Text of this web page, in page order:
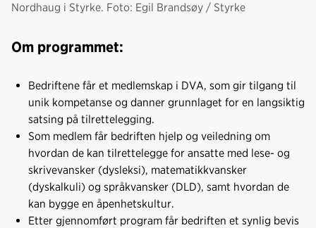
Nordhaug i Styrke. Foto: Egil Brandsøy / Styrke
Om programmet:
Bedriftene får et medlemskap i DVA, som gir tilgang til
unik kompetanse og danner grunnlaget for en langsiktig
satsing på tilrettelegging.
Som medlem får bedriften hjelp og veiledning om
hvordan de kan tilrettelegge for ansatte med lese- og
skrivevansker (dysleksi), matematikkvansker
(dyskalkuli) og språkvansker (DLD), samt hvordan de
kan bygge en åpenhetskultur.
Etter gjennomført program får bedriften et synlig bevis